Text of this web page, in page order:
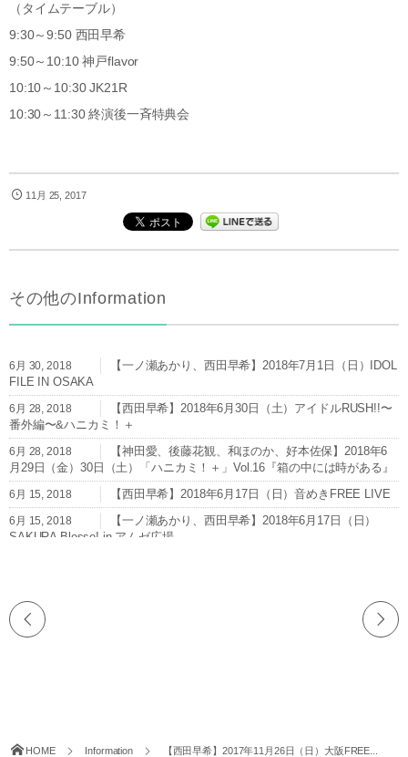
（タイムテーブル）
9:30～9:50 西田早希
9:50～10:10 神戸flavor
10:10～10:30 JK21R
10:30～11:30 終演後一斉特典会
11月 25, 2017
その他のInformation
6月 30, 2018
【一ノ瀬あかり、西田早希】2018年7月1日（日）IDOL
FILE IN OSAKA
6月 28, 2018
【西田早希】2018年6月30日（土）アイドルRUSH!!〜
番外編〜&ハニカミ！＋
6月 28, 2018
【神田愛、後藤花観、和ほのか、好本佐保】2018年6
月29日（金）30日（土）「ハニカミ！＋」Vol.16『箱の中には時がある』
6月 15, 2018 【西田早希】2018年6月17日（日）音めきFREE LIVE
6月 15, 2018
【一ノ瀬あかり、西田早希】2018年6月17日（日）
SAKURA Blosso! in アムゼ広場
祭「666」
6月 1, 2018
【西田早希】2018年6月3日（日）音めきLIVE＠梅田
HOME Information 【西田早希】2017年11月26日（日）大阪FREE...